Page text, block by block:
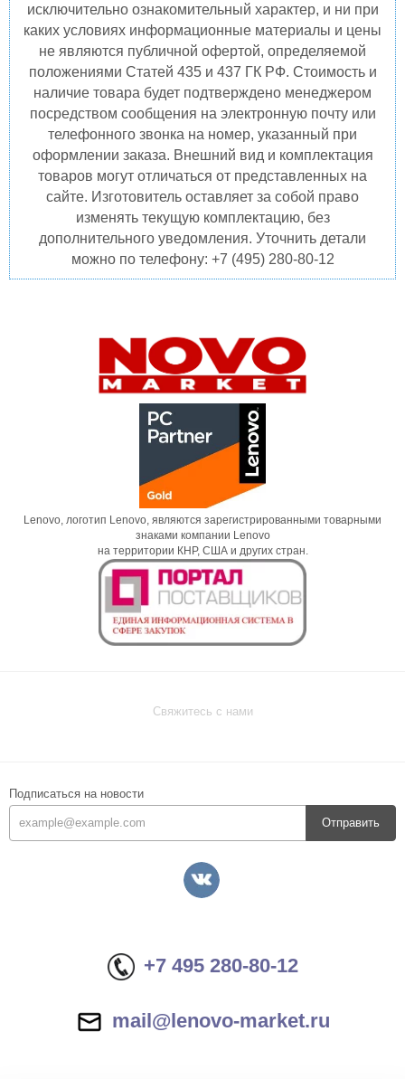
исключительно ознакомительный характер, и ни при
каких условиях информационные материалы и цены
не являются публичной офертой, определяемой
положениями Статей 435 и 437 ГК РФ. Стоимость и
наличие товара будет подтверждено менеджером
посредством сообщения на электронную почту или
телефонного звонка на номер, указанный при
оформлении заказа. Внешний вид и комплектация
товаров могут отличаться от представленных на
сайте. Изготовитель оставляет за собой право
изменять текущую комплектацию, без
дополнительного уведомления. Уточнить детали
можно по телефону: +7 (495) 280-80-12
Lenovo, логотип Lenovo, являются зарегистрированными товарными
знаками компании Lenovo
на территории КНР, США и других стран.
Свяжитесь с нами
Подписаться на новости
Отправить
+7 495 280-80-12
mail@lenovo-market.ru